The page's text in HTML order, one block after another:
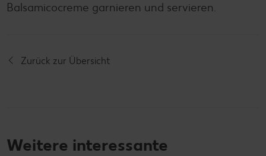
Balsamicocreme garnieren und servieren.
Zurück zur Übersicht
Weitere interessante